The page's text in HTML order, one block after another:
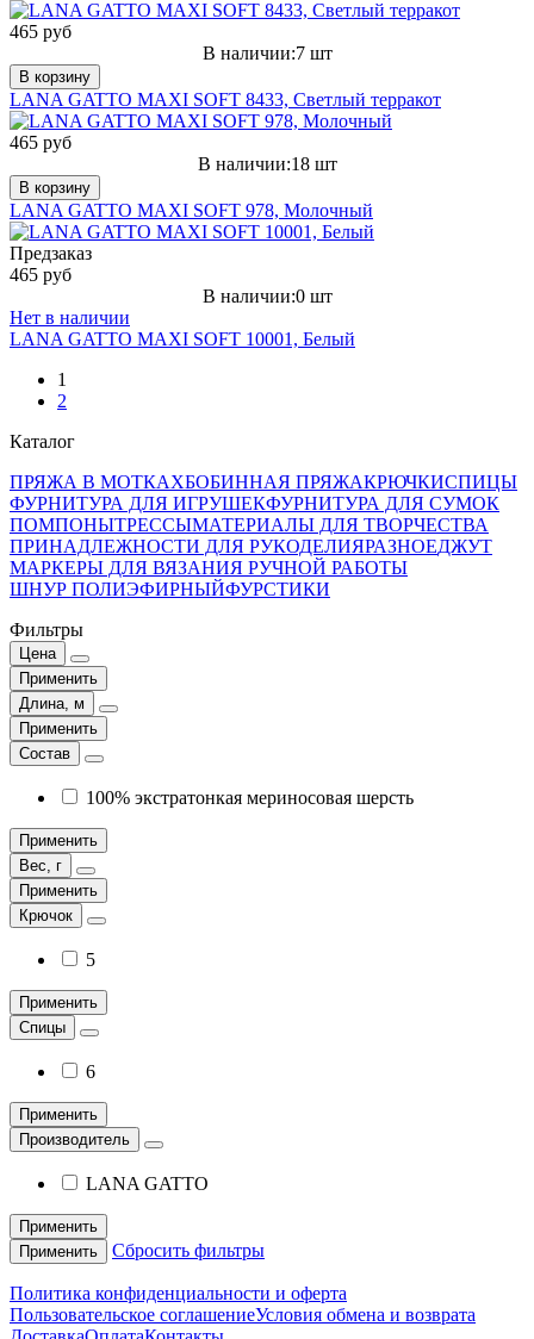
465 руб
В наличии:7 шт
В корзину
LANA GATTO MAXI SOFT 8433, Светлый терракот
465 руб
В наличии:18 шт
В корзину
LANA GATTO MAXI SOFT 978, Молочный
Предзаказ
465 руб
В наличии:0 шт
Нет в наличии
LANA GATTO MAXI SOFT 10001, Белый
1
2
Каталог
ПРЯЖА В МОТКАХБОБИННАЯ ПРЯЖАКРЮЧКИСПИЦЫ
ФУРНИТУРА ДЛЯ ИГРУШЕКФУРНИТУРА ДЛЯ СУМОК
ПОМПОНЫТРЕССЫМАТЕРИАЛЫ ДЛЯ ТВОРЧЕСТВА
ПРИНАДЛЕЖНОСТИ ДЛЯ РУКОДЕЛИЯРАЗНОЕДЖУТ
МАРКЕРЫ ДЛЯ ВЯЗАНИЯ РУЧНОЙ РАБОТЫ
ШНУР ПОЛИЭФИРНЫЙФУРСТИКИ
Фильтры
Цена
Применить
Длина, м
Применить
Состав
100% экстратонкая мериносовая шерсть
Применить
Вес, г
Применить
Крючок
5
Применить
Спицы
6
Применить
Производитель
LANA GATTO
Применить
Применить
Сбросить фильтры
Политика конфиденциальности и оферта
Пользовательское соглашениеУсловия обмена и возврата